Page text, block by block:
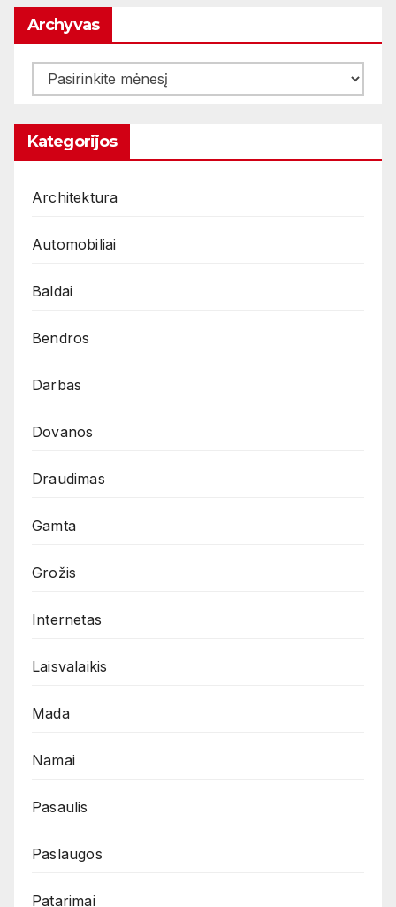
Archyvas
Archyvas
Kategorijos
Architektura
Automobiliai
Baldai
Bendros
Darbas
Dovanos
Draudimas
Gamta
Grožis
Internetas
Laisvalaikis
Mada
Namai
Pasaulis
Paslaugos
Patarimai